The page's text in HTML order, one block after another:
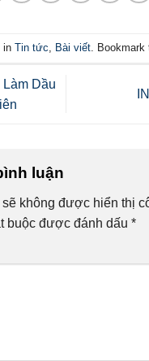
in Tin tức Bài viết . Bookmark
Dầu
luận
không được hiển thị
buộc được đánh dấu *